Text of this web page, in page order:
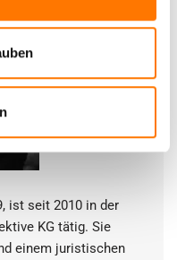
ist seit 2010 in der
KG tätig. Sie
einem juristischen